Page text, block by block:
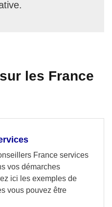
les France
France services
vos démarches
ici les exemples de
vous pouvez être